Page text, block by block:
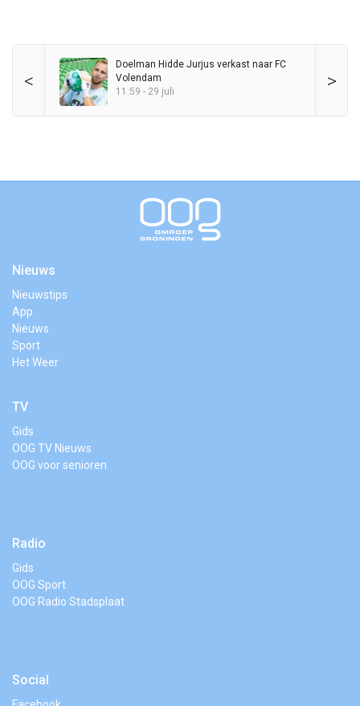
< >
Doelman Hidde Jurjus verkast naar FC
Volendam
11:59 - 29 juli
Nieuws
Nieuwstips
App
Nieuws
Sport
Het Weer
TV
Gids
OOG TV Nieuws
OOG voor senioren
Radio
Gids
OOG Sport
OOG Radio Stadsplaat
Social